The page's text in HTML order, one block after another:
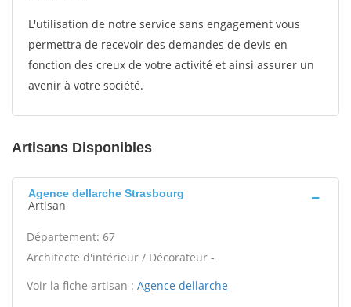
L'utilisation de notre service sans engagement vous
permettra de recevoir des demandes de devis en
fonction des creux de votre activité et ainsi assurer un
avenir à votre société.
Artisans Disponibles
Agence dellarche Strasbourg
Artisan
Département: 67
Architecte d'intérieur / Décorateur -
Voir la fiche artisan : Agence dellarche